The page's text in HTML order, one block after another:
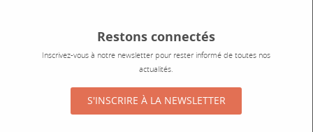
Restons connectés
Inscrivez-vous à notre newsletter pour rester informé de toutes nos
actualités.
S'INSCRIRE À LA NEWSLETTER